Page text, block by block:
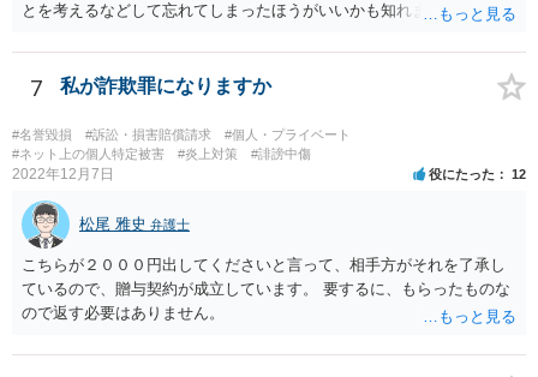
とを考えるなどして忘れてしまったほうがいいかも知れませんね。
7 私が詐欺罪になりますか
#名誉毀損 #訴訟・損害賠償請求
#個人・プライベート
#ネット上の個人特定被害
#炎上対策 #誹謗中傷
2022年12月7日 役にたった 12
松尾 雅史 弁護士
こちらが２０００円出してくださいと言って、相手方がそれを了承し
ているので、贈与契約が成立しています。 要するに、もらったものな
ので返す必要はありません。